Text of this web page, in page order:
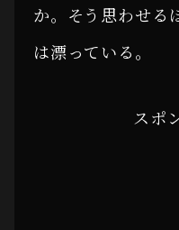
か。そう思わせる
は漂っている。
スポ